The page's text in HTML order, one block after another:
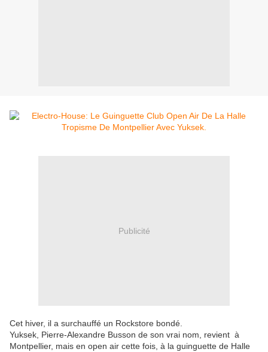
Publicité
Cet hiver, il a surchauffé un Rockstore bondé.
Yuksek, Pierre-Alexandre Busson de son vrai nom, revient à
Montpellier, mais en open air cette fois, à la guinguette de Halle